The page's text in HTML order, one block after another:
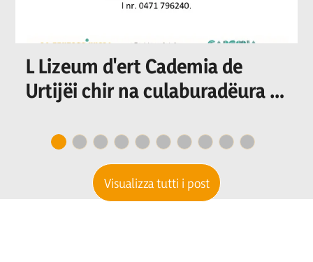
L Lizeum d'ert Cademia de
Urtijëi chir na culaburadëura o
secretariat
Visualizza tutti i post